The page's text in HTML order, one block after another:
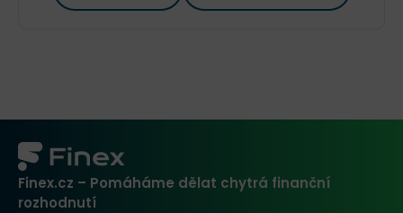
Finex.cz – Pomáháme dělat chytrá finanční
rozhodnutí